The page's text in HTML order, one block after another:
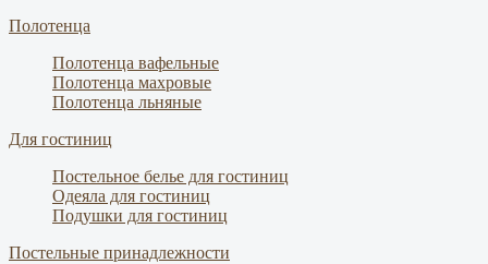
Полотенца
Полотенца вафельные
Полотенца махровые
Полотенца льняные
Для гостиниц
Постельное белье для гостиниц
Одеяла для гостиниц
Подушки для гостиниц
Постельные принадлежности